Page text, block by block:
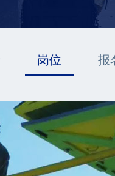
岗位 报